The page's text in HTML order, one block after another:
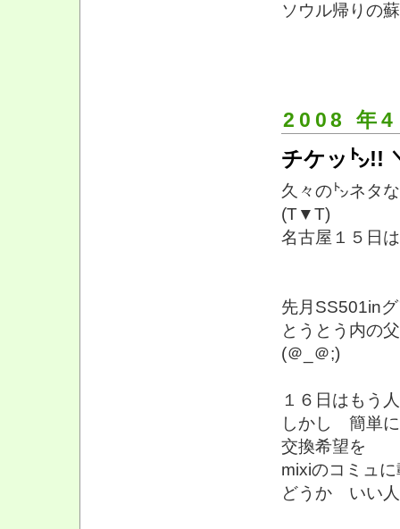
ソウル帰りの
2008 年
チケッ㌧!!
久々の㌧ネタ
(T▼T)
名古屋１５日
先月SS501in
とうとう内の
(＠_＠;)
１６日はもう
しかし 簡単
交換希望を
mixiのコミュ
どうか いい人